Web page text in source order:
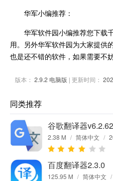
华军小编推荐：
华军软件园小编推荐您下载
用。另外华军软件园为大家提供
也是还不错的软件，如果需要不
版本： 2.9.2 电脑版 | 更新时间：
同类推荐
谷歌翻译器
2.38 M / 简体中文 /
百度翻译器2.3.0
125.95 M / 简体中文 /